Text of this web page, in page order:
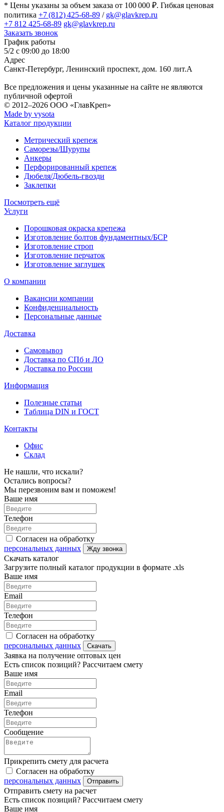
* Цены указаны за объем заказа от 100 000 ₽. Гибкая ценовая
политика +7 (812) 425-68-89 / gk@glavkrep.ru
+7 812 425-68-89 gk@glavkrep.ru
Заказать звонок
График работы
5/2 с 09:00 до 18:00
Адрес
Санкт-Петербург, Ленинский проспект, дом. 160 лит.А
Все предложения и цены указанные на сайте не являются
публичной офертой
© 2012–2026 ООО «ГлавКреп»
Made by vysota
Каталог продукции
Метрический крепеж
Саморезы/Шурупы
Анкеры
Перфорированный крепеж
Дюбеля/Дюбель-гвозди
Заклепки
Посмотреть ещё
Услуги
Порошковая окраска крепежа
Изготовление болтов фундаментных/БСР
Изготовление строп
Изготовление перчаток
Изготовление заглушек
О компании
Вакансии компании
Конфиденциальность
Персональные данные
Доставка
Самовывоз
Доставка по СПб и ЛО
Доставка по России
Информация
Полезные статьи
Таблица DIN и ГОСТ
Контакты
Офис
Склад
Не нашли, что искали?
Остались вопросы?
Мы перезвоним вам и поможем!
Ваше имя
Телефон
Согласен на обработку
персональных данных
Жду звонка
Скачать каталог
Загрузите полный каталог продукции в формате .xls
Ваше имя
Email
Телефон
Согласен на обработку
персональных данных
Скачать
Заявка на получение оптовых цен
Есть список позиций? Рассчитаем смету
Ваше имя
Email
Телефон
Сообщение
Прикрепить смету для расчета
Согласен на обработку
персональных данных
Отправить
Отправить смету на расчет
Есть список позиций? Рассчитаем смету
Ваше имя